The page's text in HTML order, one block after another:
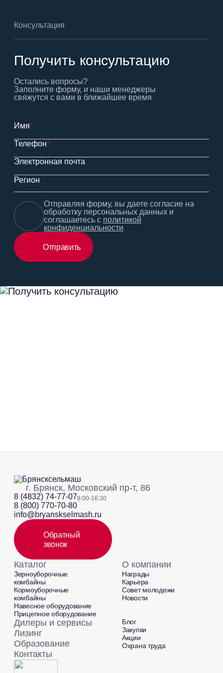
Консультация
Получить консультацию
Остались вопросы?
Заполните форму, и наши менеджеры
свяжутся с вами в ближайшее время
Имя*
Телефон*
Электронная почта
Регион
Отправить
Отправляя форму, вы даете согласие на
обработку персональных данных и
соглашаетесь с политикой
конфиденциальности
г. Брянск, Московский пр-т, 86
8 (4832) 74-77-078:00-16:30
8 (800) 770-70-80
info@bryanskselmash.ru
Обратный
звонок
Каталог
Зерноуборочные
комбайны
Кормоуборочные
комбайны
Навесное оборудование
Прицепное оборудование
О компании
Награды
Карьера
Совет молодежи
Новости
Блог
Закупки
Акции
Охрана труда
Дилеры и сервисы
Лизинг
Образование
Контакты